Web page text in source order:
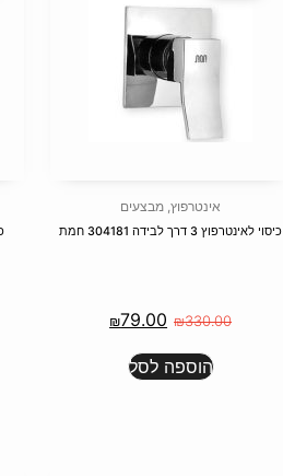
אינטרפוץ, מבצעים
כיסוי לאינטרפוץ 3 דרך לבידה 304181 חמת
₪330.00
₪79.00
הוספה לסל